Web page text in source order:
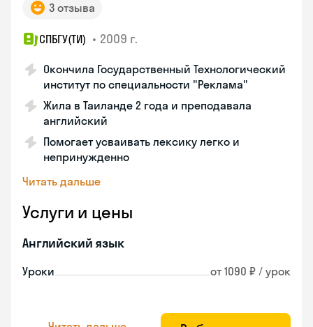
3 отзыва
СПБГУ(ТИ) • 2009 г.
Окончила Государственный Технологический
институт по специальности "Реклама"
Жила в Таиланде 2 года и преподавала
английский
Помогает усваивать лексику легко и
непринужденно
Читать дальше
Услуги и цены
Английский язык
Уроки от 1090 ₽ / урок